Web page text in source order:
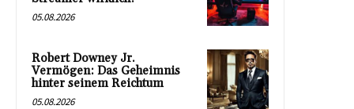
05.08.2026
Robert Downey Jr.
Vermögen: Das Geheimnis
hinter seinem Reichtum
05.08.2026